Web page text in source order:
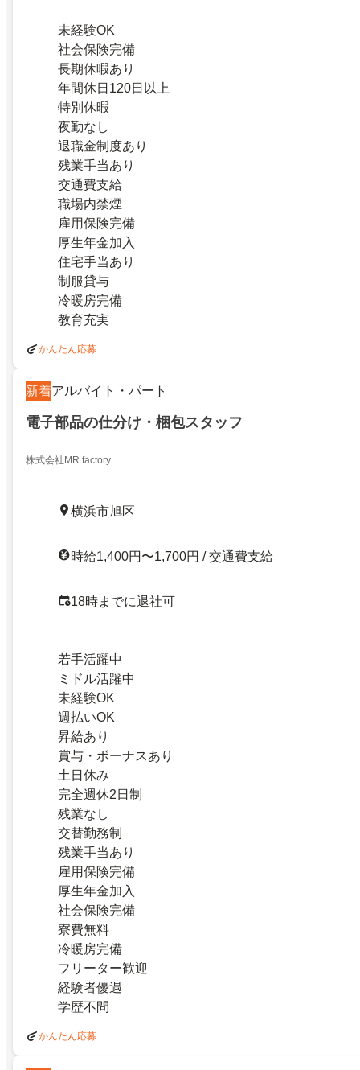
未経験OK
社会保険完備
長期休暇あり
年間休日120日以上
特別休暇
夜勤なし
退職金制度あり
残業手当あり
交通費支給
職場内禁煙
雇用保険完備
厚生年金加入
住宅手当あり
制服貸与
冷暖房完備
教育充実
かんたん応募
新着アルバイト・パート
電子部品の仕分け・梱包スタッフ
株式会社MR.factory
横浜市旭区
時給1,400円〜1,700円 / 交通費支給
18時までに退社可
若手活躍中
ミドル活躍中
未経験OK
週払いOK
昇給あり
賞与・ボーナスあり
土日休み
完全週休2日制
残業なし
交替勤務制
残業手当あり
雇用保険完備
厚生年金加入
社会保険完備
寮費無料
冷暖房完備
フリーター歓迎
経験者優遇
学歴不問
かんたん応募